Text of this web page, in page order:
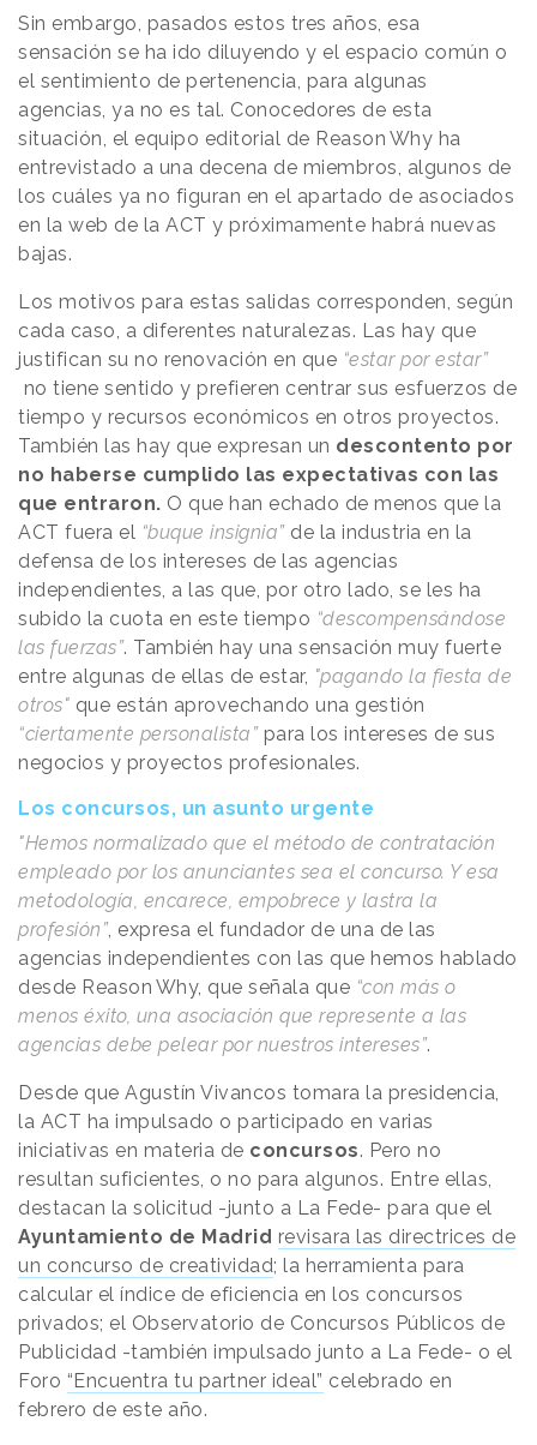
Sin embargo, pasados estos tres años, esa
sensación se ha ido diluyendo y el espacio común o
el sentimiento de pertenencia, para algunas
agencias, ya no es tal. Conocedores de esta
situación, el equipo editorial de Reason Why ha
entrevistado a una decena de miembros, algunos de
los cuáles ya no figuran en el apartado de asociados
en la web de la ACT y próximamente habrá nuevas
bajas.
Los motivos para estas salidas corresponden, según
cada caso, a diferentes naturalezas. Las hay que
justifican su no renovación en que “estar por estar”
no tiene sentido y prefieren centrar sus esfuerzos de
tiempo y recursos económicos en otros proyectos.
También las hay que expresan un descontento por
no haberse cumplido las expectativas con las
que entraron. O que han echado de menos que la
ACT fuera el “buque insignia” de la industria en la
defensa de los intereses de las agencias
independientes, a las que, por otro lado, se les ha
subido la cuota en este tiempo “descompensándose
las fuerzas”. También hay una sensación muy fuerte
entre algunas de ellas de estar, "pagando la fiesta de
otros" que están aprovechando una gestión
“ciertamente personalista” para los intereses de sus
negocios y proyectos profesionales.
Los concursos, un asunto urgente
"Hemos normalizado que el método de contratación
empleado por los anunciantes sea el concurso. Y esa
metodología, encarece, empobrece y lastra la
profesión”, expresa el fundador de una de las
agencias independientes con las que hemos hablado
desde Reason Why, que señala que “con más o
menos éxito, una asociación que represente a las
agencias debe pelear por nuestros intereses”.
Desde que Agustín Vivancos tomara la presidencia,
la ACT ha impulsado o participado en varias
iniciativas en materia de concursos. Pero no
resultan suficientes, o no para algunos. Entre ellas,
destacan la solicitud -junto a La Fede- para que el
Ayuntamiento de Madrid revisara las directrices de
un concurso de creatividad; la herramienta para
calcular el índice de eficiencia en los concursos
privados; el Observatorio de Concursos Públicos de
Publicidad -también impulsado junto a La Fede- o el
Foro “Encuentra tu partner ideal” celebrado en
febrero de este año.